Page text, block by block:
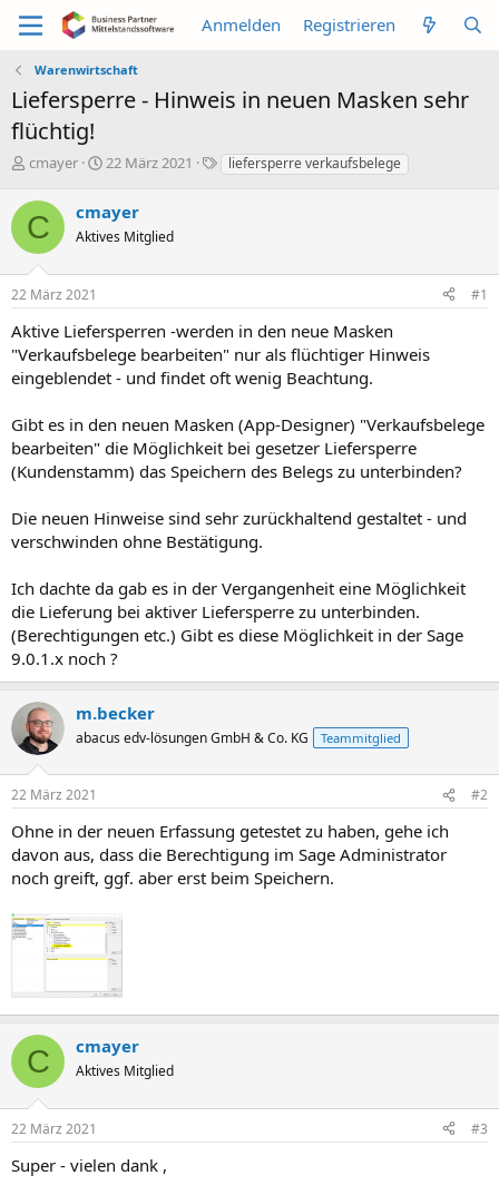
Anmelden Registrieren
Warenwirtschaft
Liefersperre - Hinweis in neuen Masken sehr
flüchtig!
E
s
t
e
l
e
r
cmayer
E
t
e
l
m
22 März 2021
S
w
t
e
liefersperre verkaufsbelege
C cmayer
Aktives Mitglied
22 März 2021 #1
Aktive Liefersperren -werden in den neue Masken
"Verkaufsbelege bearbeiten" nur als flüchtiger Hinweis
eingeblendet - und findet oft wenig Beachtung.
Gibt es in den neuen Masken (App-Designer) "Verkaufsbelege
bearbeiten" die Möglichkeit bei gesetzer Liefersperre
(Kundenstamm) das Speichern des Belegs zu unterbinden?
Die neuen Hinweise sind sehr zurückhaltend gestaltet - und
verschwinden ohne Bestätigung.
Ich dachte da gab es in der Vergangenheit eine Möglichkeit
die Lieferung bei aktiver Liefersperre zu unterbinden.
(Berechtigungen etc.) Gibt es diese Möglichkeit in der Sage
9.0.1.x noch ?
m.becker
abacus edv-lösungen GmbH & Co. KG Teammitglied
22 März 2021 #2
Ohne in der neuen Erfassung getestet zu haben, gehe ich
davon aus, dass die Berechtigung im Sage Administrator
noch greift, ggf. aber erst beim Speichern.
C cmayer
Aktives Mitglied
22 März 2021 #3
Super - vielen dank ,